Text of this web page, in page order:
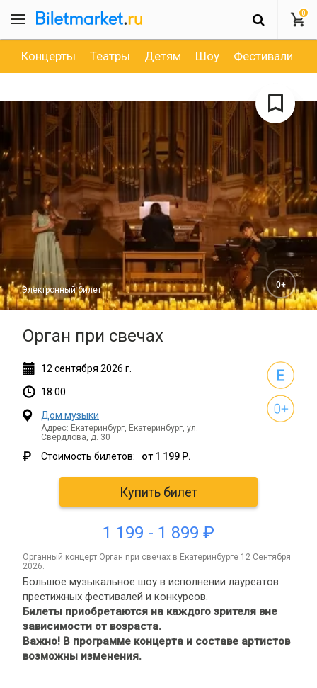
0
Концерты Театры Детям Шоу Фестивали
Орган при свечах
Электронный билет 0+
12 сентября 2026 г.
18:00
Дом музыки
Адрес: Екатеринбург, Екатеринбург, ул.
Свердлова, д. 30
₽ Стоимость билетов: от 1 199 Р.
Купить билет
1 199 - 1 899 ₽
органный концерт Орган при свечах в Екатеринбурге 12 Сентября
2026.
Большое музыкальное шоу в исполнении лауреатов
престижных фестивалей и конкурсов.
Билеты приобретаются на каждого зрителя вне
зависимости от возраста.
Важно! В программе концерта и составе артистов
возможны изменения.